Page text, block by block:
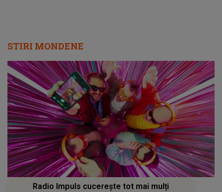
STIRI MONDENE
Radio Impuls cucerește tot mai mulți